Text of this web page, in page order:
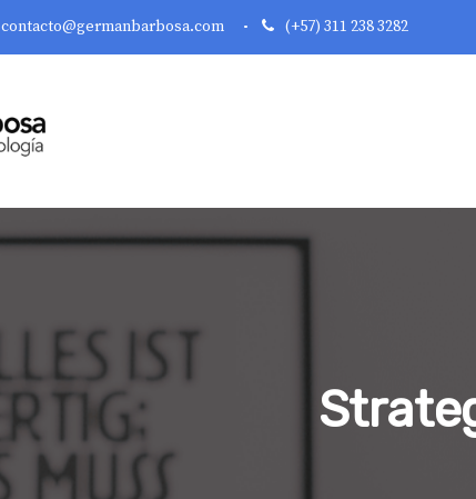
contacto@germanbarbosa.com (+57) 311 238 3282